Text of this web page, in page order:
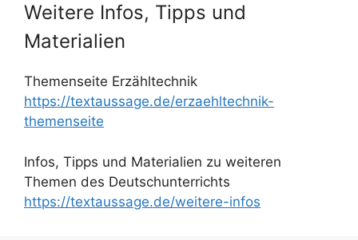
Weitere Infos, Tipps und
Materialien
Themenseite Erzähltechnik
https://textaussage.de/erzaehltechnik-
themenseite
Infos, Tipps und Materialien zu weiteren
Themen des Deutschunterrichts
https://textaussage.de/weitere-infos